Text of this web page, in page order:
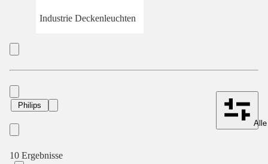
Industrie Deckenleuchten
Philips
10 Ergebnisse